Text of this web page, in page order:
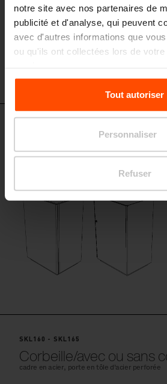
notre site avec nos partenaires de
publicité et d'analyse, qui peuvent
avec d'autres informations que
ou qu'ils ont collectées lors de
Pour plus d'informations, veuillez
sitePrinciples Relating to the
Tout autoriser
Personnaliser
Refuser
Corbeille/avec ou sans
cadre en acier, porte en tôle d’acier pleine
SKL160 - SKL165
Corbeille/avec ou sans
cadre en acier, porte en tôle d’acier perforée